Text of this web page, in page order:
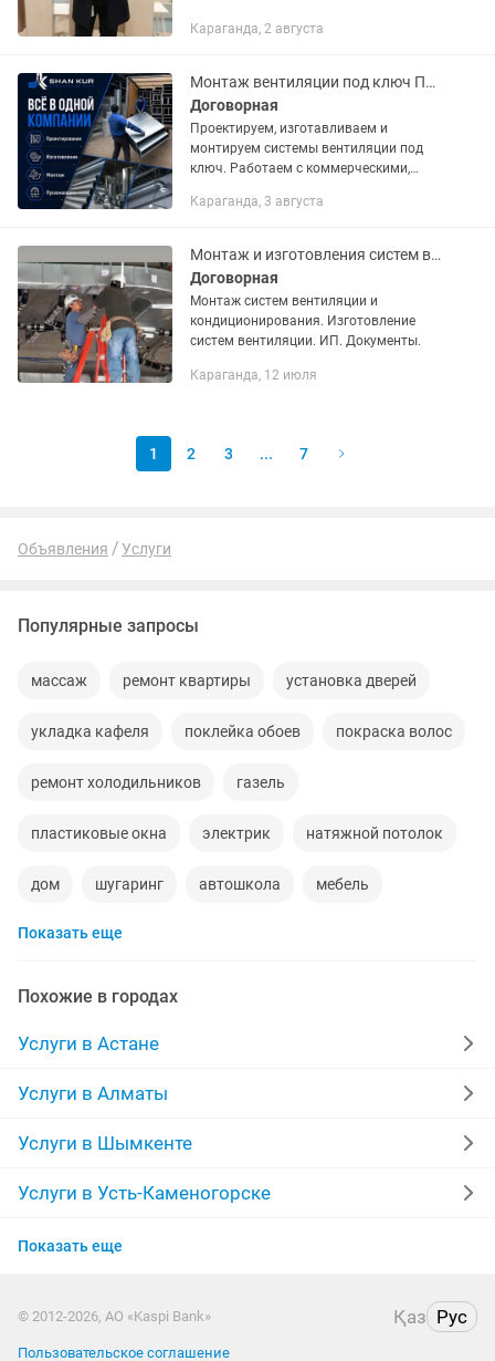
Караганда, 2 августа
Монтаж вентиляции под ключ Проектирование и изготовление
Договорная
Проектируем, изготавливаем и
монтируем системы вентиляции под
ключ. Работаем с коммерческими,
объектами: • рестораны, кафе и
центры • офисы и...
Караганда, 3 августа
Монтаж и изготовления систем вентиляции и кондиционирования.
Договорная
Монтаж систем вентиляции и
кондиционирования. Изготовление
систем вентиляции. ИП. Документы.
Караганда, 12 июля
1 2 3 ... 7
Объявления Услуги
Популярные запросы
массаж ремонт квартиры установка дверей
укладка кафеля поклейка обоев покраска волос
ремонт холодильников газель
пластиковые окна электрик натяжной потолок
дом шугаринг автошкола мебель
ремонт телевизоров
мебель на заказ
уколы на дому
ремонт окон ворота
диван грузоперевозки газель
манипулятор
Показать еще
Похожие в городах
Услуги в Астане
Услуги в Алматы
Услуги в Шымкенте
Услуги в Усть-Каменогорске
Услуги в Актобе
Услуги в Павлодаре
Показать еще
© 2012-2026, АО «Kaspi Bank» Қаз Рус
Пользовательское соглашение